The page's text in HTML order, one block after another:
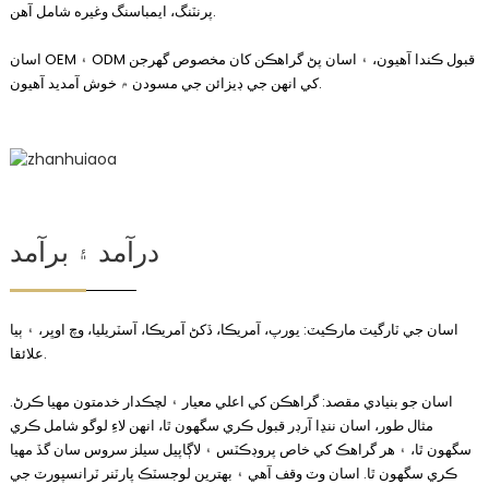
پرنٽنگ، ايمباسنگ وغيره شامل آهن.
اسان OEM ۽ ODM قبول ڪندا آهيون، ۽ اسان پڻ گراهڪن کان مخصوص گهرجن
کي انهن جي ڊيزائن جي مسودن ۾ خوش آمديد آهيون.
درآمد ۽ برآمد
اسان جي ٽارگيٽ مارڪيٽ: يورپ، آمريڪا، ڏکڻ آمريڪا، آسٽريليا، وچ اوڀر، ۽ ٻيا
علائقا.
اسان جو بنيادي مقصد: گراهڪن کي اعلي معيار ۽ لچڪدار خدمتون مهيا ڪرڻ.
مثال طور، اسان ننڍا آرڊر قبول ڪري سگھون ٿا، انھن لاءِ لوگو شامل ڪري
سگھون ٿا، ۽ ھر گراهڪ کي خاص پروڊڪٽس ۽ لاڳاپيل سيلز سروس سان گڏ مهيا
ڪري سگھون ٿا. اسان وٽ وقف آهي ۽ بهترين لوجسٽڪ پارٽنر ٽرانسپورٽ جي